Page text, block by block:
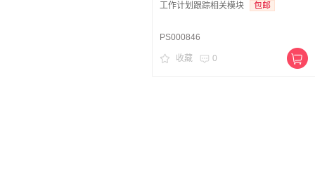
工作计划跟踪相关模块
包邮
PS000846
收藏 0